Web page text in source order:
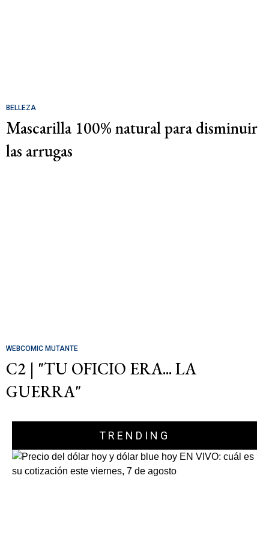
BELLEZA
Mascarilla 100% natural para disminuir
las arrugas
WEBCOMIC MUTANTE
C2 | "TU OFICIO ERA... LA
GUERRA"
TRENDING